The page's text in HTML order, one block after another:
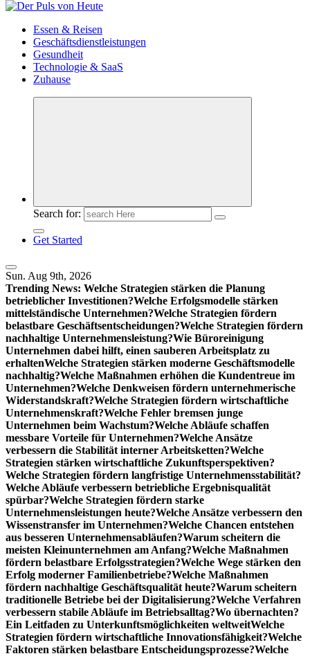
Meldungen die Resonanz finden
Essen & Reisen
Geschäftsdienstleistungen
Gesundheit
Technologie & SaaS
Zuhause
Search for:
Get Started
Sun. Aug 9th, 2026
Trending News: Welche Strategien stärken die Planung
betrieblicher Investitionen?Welche Erfolgsmodelle stärken
mittelständische Unternehmen?Welche Strategien fördern
belastbare Geschäftsentscheidungen?Welche Strategien fördern
nachhaltige Unternehmensleistung?Wie Büroreinigung
Unternehmen dabei hilft, einen sauberen Arbeitsplatz zu
erhaltenWelche Strategien stärken moderne Geschäftsmodelle
nachhaltig?Welche Maßnahmen erhöhen die Kundentreue im
Unternehmen?Welche Denkweisen fördern unternehmerische
Widerstandskraft?Welche Strategien fördern wirtschaftliche
Unternehmenskraft?Welche Fehler bremsen junge
Unternehmen beim Wachstum?Welche Abläufe schaffen
messbare Vorteile für Unternehmen?Welche Ansätze
verbessern die Stabilität interner Arbeitsketten?Welche
Strategien stärken wirtschaftliche Zukunftsperspektiven?
Welche Strategien fördern langfristige Unternehmensstabilität?
Welche Abläufe verbessern betriebliche Ergebnisqualität
spürbar?Welche Strategien fördern starke
Unternehmensleistungen heute?Welche Ansätze verbessern den
Wissenstransfer im Unternehmen?Welche Chancen entstehen
aus besseren Unternehmensabläufen?Warum scheitern die
meisten Kleinunternehmen am Anfang?Welche Maßnahmen
fördern belastbare Erfolgsstrategien?Welche Wege stärken den
Erfolg moderner Familienbetriebe?Welche Maßnahmen
fördern nachhaltige Geschäftsqualität heute?Warum scheitern
traditionelle Betriebe bei der Digitalisierung?Welche Verfahren
verbessern stabile Abläufe im Betriebsalltag?Wo übernachten?
Ein Leitfaden zu Unterkunftsmöglichkeiten weltweitWelche
Strategien fördern wirtschaftliche Innovationsfähigkeit?Welche
Faktoren stärken belastbare Entscheidungsprozesse?Welche